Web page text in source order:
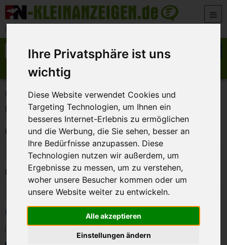
Ihre Privatsphäre ist uns
wichtig
Diese Website verwendet Cookies und
Targeting Technologien, um Ihnen ein
besseres Internet-Erlebnis zu ermöglichen
und die Werbung, die Sie sehen, besser an
Ihre Bedürfnisse anzupassen. Diese
Technologien nutzen wir außerdem, um
Ergebnisse zu messen, um zu verstehen,
woher unsere Besucher kommen oder um
unsere Website weiter zu entwickeln.
Alle akzeptieren
Einstellungen ändern
Zum Inhalt springen
Der beste Platz für deine kostenlose Anzeige
Suche nach:
Anzeige aufgeben
FN-Kleinanzeigen>Login
Login
E-Mail:
Passwort:
Passwort vergessen